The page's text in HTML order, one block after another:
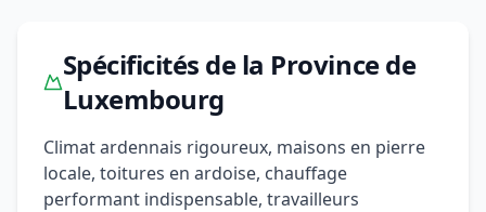
Spécificités de la Province de
Luxembourg
Climat ardennais rigoureux, maisons en pierre
locale, toitures en ardoise, chauffage
performant indispensable, travailleurs